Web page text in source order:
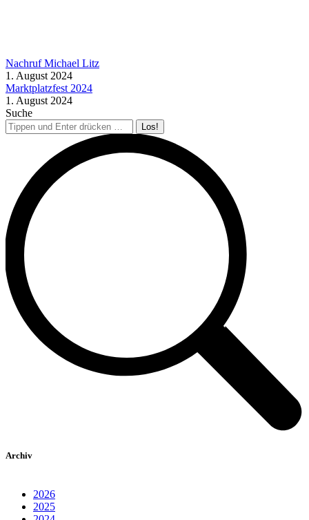
Nachruf Michael Litz
1. August 2024
Marktplatzfest 2024
1. August 2024
Suche
Search:
Archiv
2026
2025